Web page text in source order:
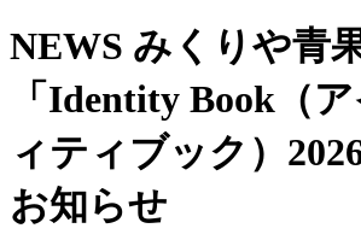
NEWS みくりや青
「Identity Book（
ィティブック）
お知らせ